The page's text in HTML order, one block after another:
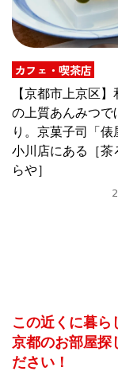
カフェ・喫茶店
【京都市上京区
の上質あんみつで
り。京菓子司「俵
小川店にある［茶
らや］
この近くに暮ら
京都のお部屋探
ださい！